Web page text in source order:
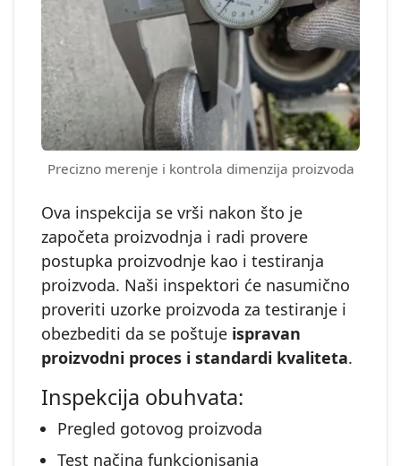
Precizno merenje i kontrola dimenzija proizvoda
Ova inspekcija se vrši nakon što je
započeta proizvodnja i radi provere
postupka proizvodnje kao i testiranja
proizvoda. Naši inspektori će nasumično
proveriti uzorke proizvoda za testiranje i
obezbediti da se poštuje ispravan
proizvodni proces i standardi kvaliteta.
Inspekcija obuhvata:
Pregled gotovog proizvoda
Test načina funkcionisanja